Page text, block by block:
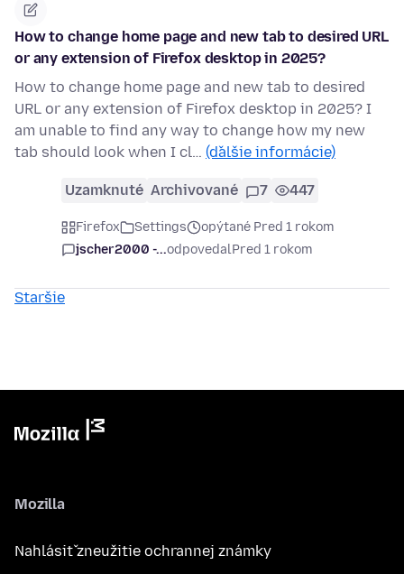
How to change home page and new tab to desired URL
or any extension of Firefox desktop in 2025?
How to change home page and new tab to desired
URL or any extension of Firefox desktop in 2025? I
am unable to find any way to change how my new
tab should look when I cl… (ďalšie informácie)
Uzamknuté Archivované 7 447
Firefox Settings
opýtané Pred 1 rokom
jscher2000 -...odpovedalPred 1 rokom
Staršie
Mozilla
Nahlásiť zneužitie ochrannej známky